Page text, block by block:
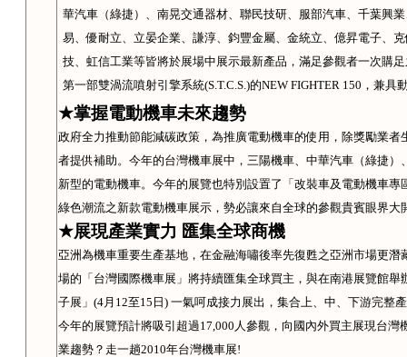
華汽車（綠捷）、南晃交通器材、聯民技研、服部汽車、千葉興
易、優耐立、立晏企業、謙淳、鈞豐金屬、金統立、億昇電子、
技、虹信工業等皆將於展場中展示最新產品，滿足參觀者一次購
第一部雙渦流噴射引擎系統(S.T.C.S.)的NEW FIGHTER 150 ，兼具
★掌握電動機車未來趨勢
政府全力推動節能減碳政策，為推廣電動機車的使用，除獎勵業
者提供補助。今年的台灣機車展中，三陽機車、中華汽車（綠捷
新型的電動機車。今年的展覽也特別設置了「 改裝車及電動機車專
綠色潮流之新款電動機車展示，勢必讓來自全球的參觀貴賓眼界大
★展現產業實力 匯集全球商機
亞洲為機車重要生產基地，在金融海嘯後率先復甦之亞洲市場更潛
場的「台灣國際機車展」將持續匯集全球買主，與在南港展覽館
子展」 (4月 12至15 日 ) 一氣呵成接力展出，集合上、中、下游完整
今年的展覽預計將吸引超過17,000 人參觀，向國內外買主展現台灣
業趨勢？走一趟2010年台灣機車展!